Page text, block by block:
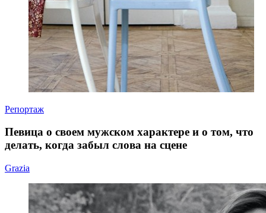
Репортаж
Певица о своем мужском характере и о том, что
делать, когда забыл слова на сцене
Grazia